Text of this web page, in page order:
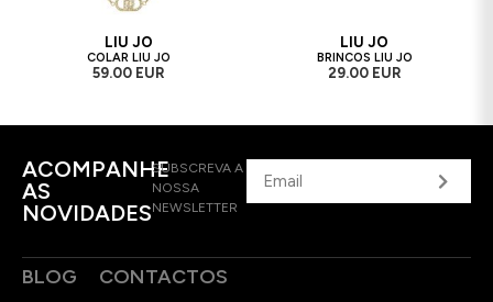
LIU JO
COLAR LIU JO
59.00 EUR
LIU JO
BRINCOS LIU JO
29.00 EUR
ACOMPANHE
AS
NOVIDADES
SUBSCREVA A
NOSSA
NEWSLETTER
BLOG CONTACTOS